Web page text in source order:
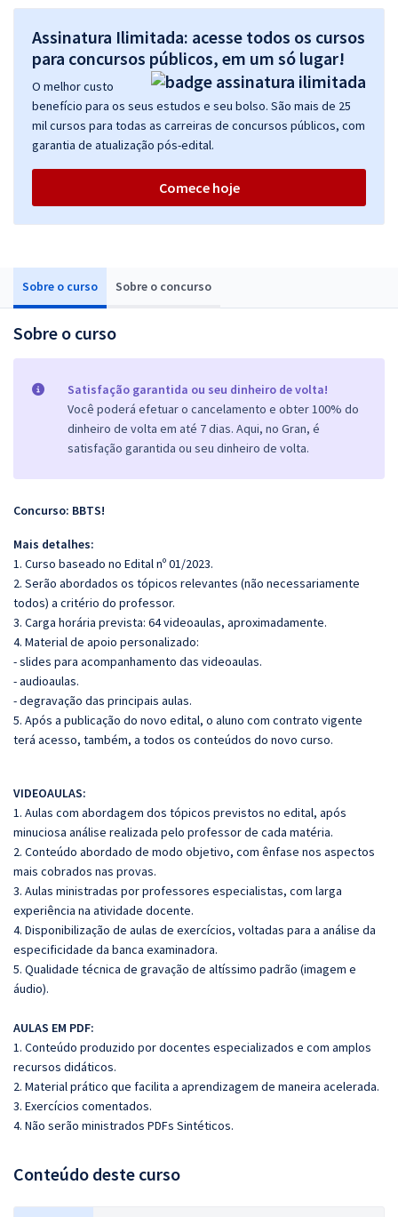
Sobre o curso Sobre o concurso
Sobre o curso
Satisfação garantida ou seu dinheiro de volta!
Você poderá efetuar o cancelamento e obter 100% do
dinheiro de volta em até 7 dias. Aqui, no Gran, é
satisfação garantida ou seu dinheiro de volta.
Concurso: BBTS!
Mais detalhes:
1. Curso baseado no Edital nº 01/2023.
2. Serão abordados os tópicos relevantes (não necessariamente
todos) a critério do professor.
3. Carga horária prevista: 64 videoaulas, aproximadamente.
4. Material de apoio personalizado:
- slides para acompanhamento das videoaulas.
- audioaulas.
- degravação das principais aulas.
5. Após a publicação do novo edital, o aluno com contrato vigente
terá acesso, também, a todos os conteúdos do novo curso.
VIDEOAULAS:
1. Aulas com abordagem dos tópicos previstos no edital, após
minuciosa análise realizada pelo professor de cada matéria.
2. Conteúdo abordado de modo objetivo, com ênfase nos aspectos
mais cobrados nas provas.
3. Aulas ministradas por professores especialistas, com larga
experiência na atividade docente.
4. Disponibilização de aulas de exercícios, voltadas para a análise da
especificidade da banca examinadora.
5. Qualidade técnica de gravação de altíssimo padrão (imagem e
áudio).
AULAS EM PDF:
1. Conteúdo produzido por docentes especializados e com amplos
recursos didáticos.
2. Material prático que facilita a aprendizagem de maneira acelerada.
3. Exercícios comentados.
4. Não serão ministrados PDFs Sintéticos.
Conteúdo deste curso
Assinatura Ilimitada: acesse todos os cursos
para concursos públicos, em um só lugar!
O melhor custo
benefício para os seus estudos e seu bolso. São mais de 25
mil cursos para todas as carreiras de concursos públicos, com
garantia de atualização pós-edital.
Comece hoje